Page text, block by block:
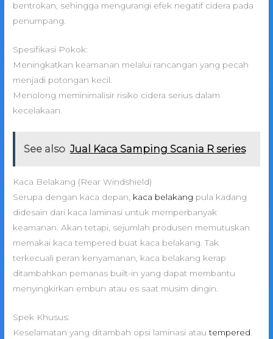
bentrokan, sehingga mengurangi efek negatif cidera pada
penumpang.
Spesifikasi Pokok:
Meningkatkan keamanan melalui rancangan yang pecah
menjadi potongan kecil.
Menolong meminimalisir risiko cidera serius dalam
kecelakaan.
See also Jual Kaca Samping Scania R series
Kaca Belakang (Rear Windshield)
Serupa dengan kaca depan, kaca belakang pula kadang
didesain dari kaca laminasi untuk memperbanyak
keamanan. Akan tetapi, sejumlah produsen memutuskan
memakai kaca tempered buat kaca belakang. Tak
terkecuali peran kenyamanan, kaca belakang kerap
ditambahkan pemanas built-in yang dapat membantu
menyingkirkan embun atau es saat musim dingin.
Spek Khusus:
Keselamatan yang ditambah opsi laminasi atautempered